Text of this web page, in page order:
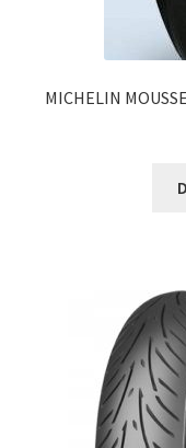
MICHELIN